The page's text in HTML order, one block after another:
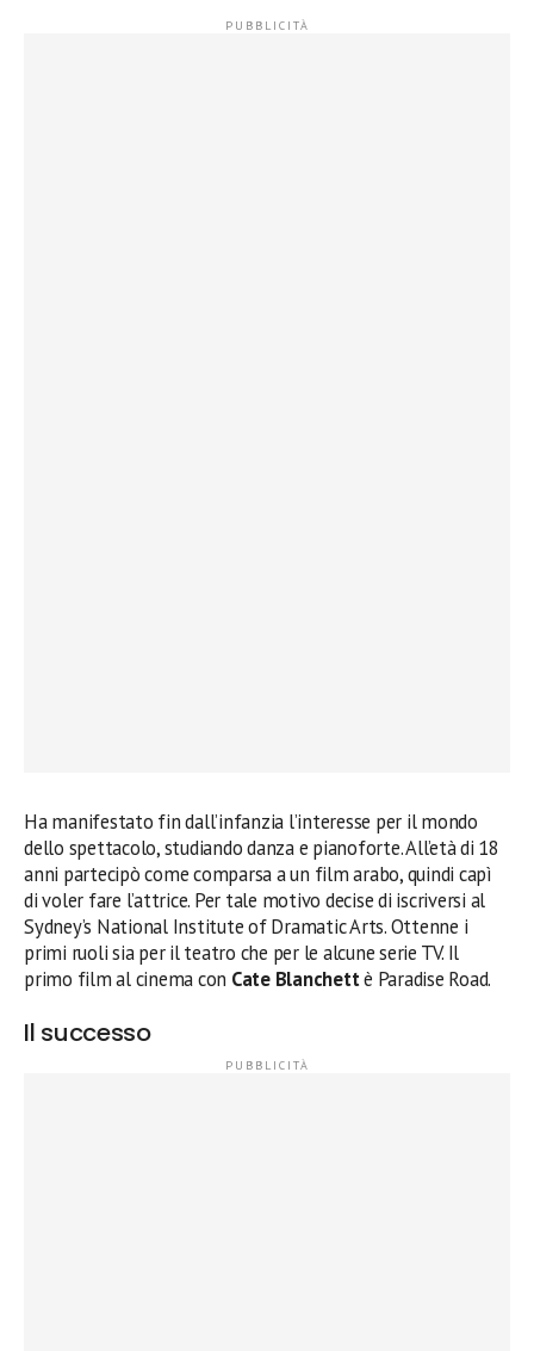
Ha manifestato fin dall’infanzia l’interesse per il mondo
dello spettacolo, studiando danza e pianoforte. All’età di 18
anni partecipò come comparsa a un film arabo, quindi capì
di voler fare l’attrice. Per tale motivo decise di iscriversi al
Sydney’s National Institute of Dramatic Arts. Ottenne i
primi ruoli sia per il teatro che per le alcune serie TV. Il
primo film al cinema con Cate Blanchettè Paradise Road.
Il successo